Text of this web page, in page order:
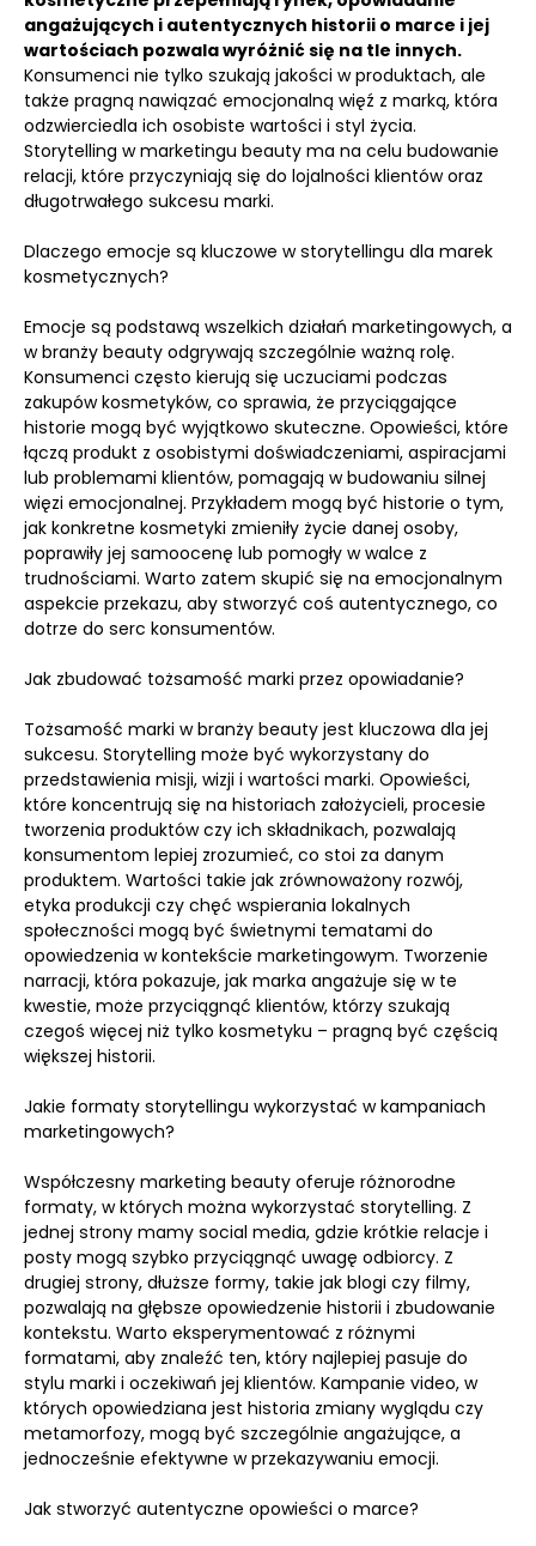
angażujących i autentycznych historii o marce i jej
wartościach pozwala wyróżnić się na tle innych.
Konsumenci nie tylko szukają jakości w produktach, ale
także pragną nawiązać emocjonalną więź z marką, która
odzwierciedla ich osobiste wartości i styl życia.
Storytelling w marketingu beauty ma na celu budowanie
relacji, które przyczyniają się do lojalności klientów oraz
długotrwałego sukcesu marki.
Dlaczego emocje są kluczowe w storytellingu dla marek
kosmetycznych?
Emocje są podstawą wszelkich działań marketingowych, a
w branży beauty odgrywają szczególnie ważną rolę.
Konsumenci często kierują się uczuciami podczas
zakupów kosmetyków, co sprawia, że przyciągające
historie mogą być wyjątkowo skuteczne. Opowieści, które
łączą produkt z osobistymi doświadczeniami, aspiracjami
lub problemami klientów, pomagają w budowaniu silnej
więzi emocjonalnej. Przykładem mogą być historie o tym,
jak konkretne kosmetyki zmieniły życie danej osoby,
poprawiły jej samoocenę lub pomogły w walce z
trudnościami. Warto zatem skupić się na emocjonalnym
aspekcie przekazu, aby stworzyć coś autentycznego, co
dotrze do serc konsumentów.
Jak zbudować tożsamość marki przez opowiadanie?
Tożsamość marki w branży beauty jest kluczowa dla jej
sukcesu. Storytelling może być wykorzystany do
przedstawienia misji, wizji i wartości marki. Opowieści,
które koncentrują się na historiach założycieli, procesie
tworzenia produktów czy ich składnikach, pozwalają
konsumentom lepiej zrozumieć, co stoi za danym
produktem. Wartości takie jak zrównoważony rozwój,
etyka produkcji czy chęć wspierania lokalnych
społeczności mogą być świetnymi tematami do
opowiedzenia w kontekście marketingowym. Tworzenie
narracji, która pokazuje, jak marka angażuje się w te
kwestie, może przyciągnąć klientów, którzy szukają
czegoś więcej niż tylko kosmetyku – pragną być częścią
większej historii.
Jakie formaty storytellingu wykorzystać w kampaniach
marketingowych?
Współczesny marketing beauty oferuje różnorodne
formaty, w których można wykorzystać storytelling. Z
jednej strony mamy social media, gdzie krótkie relacje i
posty mogą szybko przyciągnąć uwagę odbiorcy. Z
drugiej strony, dłuższe formy, takie jak blogi czy filmy,
pozwalają na głębsze opowiedzenie historii i zbudowanie
kontekstu. Warto eksperymentować z różnymi
formatami, aby znaleźć ten, który najlepiej pasuje do
stylu marki i oczekiwań jej klientów. Kampanie video, w
których opowiedziana jest historia zmiany wyglądu czy
metamorfozy, mogą być szczególnie angażujące, a
jednocześnie efektywne w przekazywaniu emocji.
Jak stworzyć autentyczne opowieści o marce?